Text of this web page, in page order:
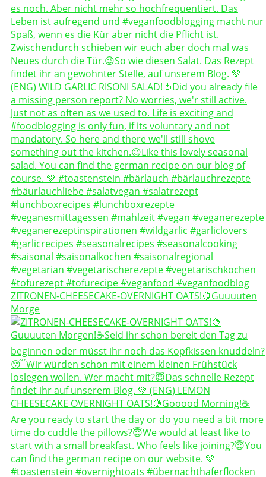
ZITRONEN-CHEESECAKE-OVERNIGHT OATS!🍋Guuuuten
Morge